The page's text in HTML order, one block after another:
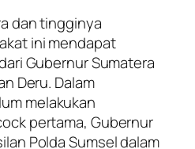
dan tingginya
ini mendapat
Gubernur Sumatera
Deru. Dalam
melakukan
pertama, Gubernur
Polda Sumsel dalam